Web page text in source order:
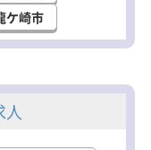
ケ崎市
人